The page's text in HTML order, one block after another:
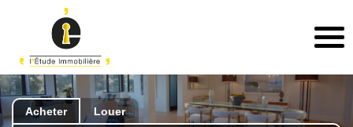
Acheter Louer